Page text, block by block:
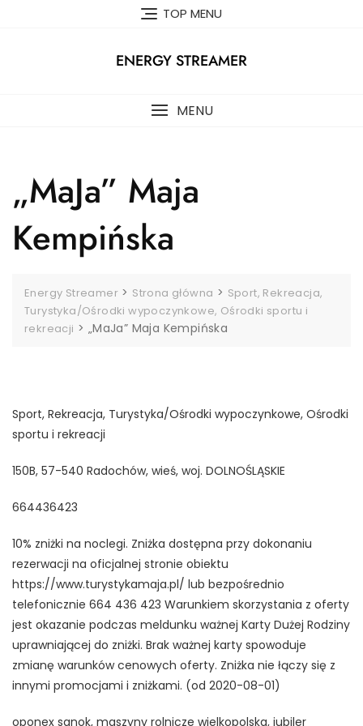
TOP MENU
ENERGY STREAMER
MENU
„MaJa” Maja
Kempińska
Energy Streamer > Strona główna > Sport, Rekreacja,
Turystyka/Ośrodki wypoczynkowe, Ośrodki sportu i
rekreacji > „MaJa” Maja Kempińska
Sport, Rekreacja, Turystyka/Ośrodki wypoczynkowe, Ośrodki
sportu i rekreacji
150B, 57-540 Radochów, wieś, woj. DOLNOŚLĄSKIE
664436423
10% zniżki na noclegi. Zniżka dostępna przy dokonaniu
rezerwacji na oficjalnej stronie obiektu
https://www.turystykamaja.pl/ lub bezpośrednio
telefonicznie 664 436 423 Warunkiem skorzystania z oferty
jest okazanie podczas meldunku ważnej Karty Dużej Rodziny
uprawniającej do zniżki. Brak ważnej karty spowoduje
zmianę warunków cenowych oferty. Zniżka nie łączy się z
innymi promocjami i zniżkami. (od 2020-08-01)
oponex sanok, maszyny rolnicze wielkopolska, jubiler